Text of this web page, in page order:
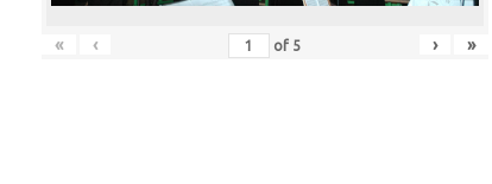
« ‹ of 5 › »